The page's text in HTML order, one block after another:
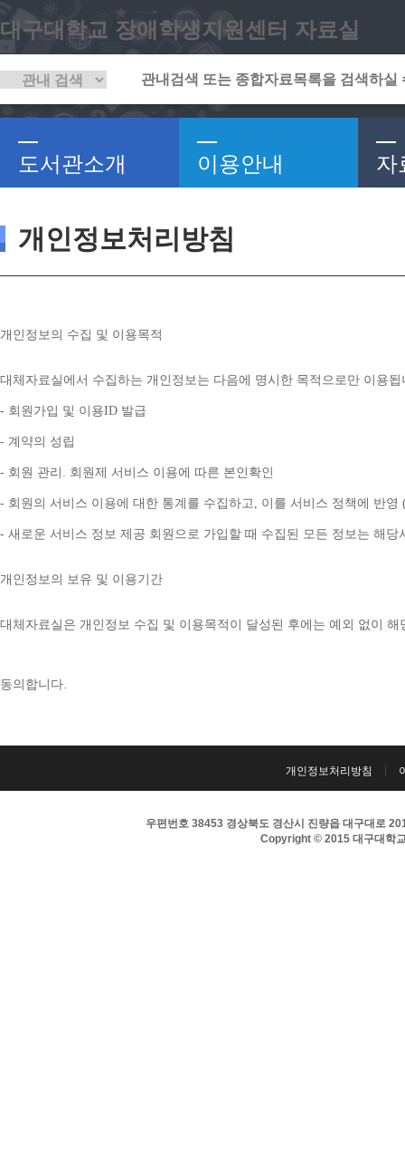
대구대학교 장애학생지원센터 자료실
도서관소개 이용안내 자
개인정보처리방침
개인정보의 수집 및 이용목적
대체자료실에서 수집하는 개인정보는 다음에 명시한 목적으로만 이용됩
- 회원가입 및 이용ID 발급
- 계약의 성립
- 회원 관리 . 회원제 서비스 이용에 따른 본인확인
- 회원의 서비스 이용에 대한 통계를 수집하고, 이를 서비스 정책에 반영
- 새로운 서비스 정보 제공 회원으로 가입할 때 수집된 모든 정보는 해
개인정보의 보유 및 이용기간
대체자료실은 개인정보 수집 및 이용목적이 달성된 후에는 예외 없이
동의합니다.
개인정보처리방침
우편번호 38453 경상북도 경산시 진량읍 대구대로
Copyright © 2015 대구대학